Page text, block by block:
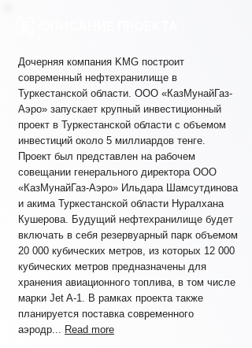
Дочерняя компания KMG построит
современный нефтехранилище в
Туркестанской области. ООО «КазМунайГаз-
Аэро» запускает крупный инвестиционный
проект в Туркестанской области с объемом
инвестиций около 5 миллиардов тенге.
Проект был представлен на рабочем
совещании генерального директора ООО
«КазМунайГаз-Аэро» Ильдара Шамсутдинова
и акима Туркестанской области Нуралхана
Кушерова. Будущий нефтехранилище будет
включать в себя резервуарный парк объемом
20 000 кубических метров, из которых 12 000
кубических метров предназначены для
хранения авиационного топлива, в том числе
марки Jet A-1. В рамках проекта также
планируется поставка современного
аэродр... Read more